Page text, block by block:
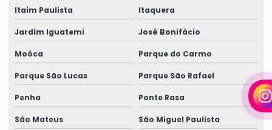
Empresa de locação de geradores
Empresa de locação de geradores em camaçari
Fornecedor de gerador
Itaim Paulista Itaquera
Jardim Iguatemi José Bonifácio
Moóca Parque do Carmo
Parque São Lucas Parque São Rafael
Penha Ponte Rasa
São Mateus São Miguel Paulista